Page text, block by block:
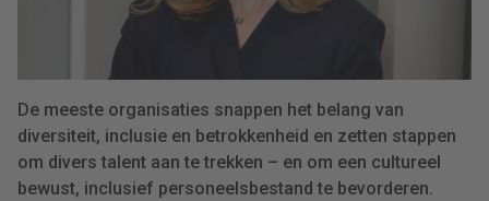
De meeste organisaties snappen het belang van
diversiteit, inclusie en betrokkenheid en zetten stappen
om divers talent aan te trekken – en om een cultureel
bewust, inclusief personeelsbestand te bevorderen.